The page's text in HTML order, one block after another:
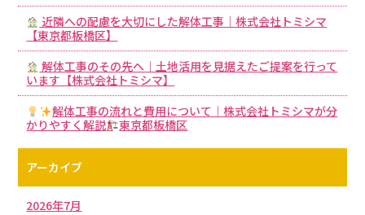
近隣への配慮を大切にした解体工事｜株式会社トミシマ
【東京都板橋区】
解体工事のその先へ｜土地活用を見据えたご提案を行って
います【株式会社トミシマ】
解体工事の流れと費用について｜株式会社トミシマが分
かりやすく解説
東京都板橋区
アーカイブ
2026年7月